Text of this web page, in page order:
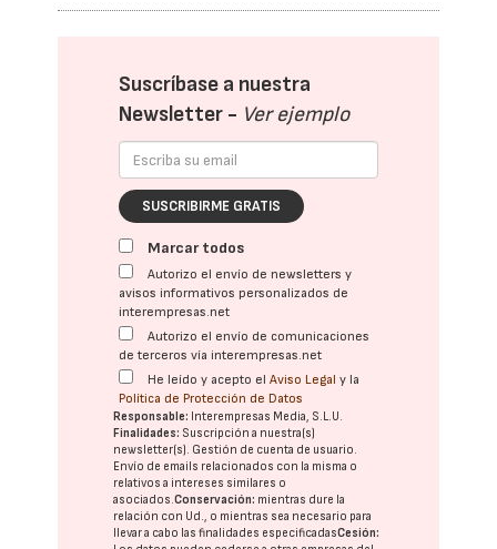
Suscríbase a nuestra
Newsletter - Ver ejemplo
SUSCRIBIRME GRATIS
Marcar todos
Autorizo el envío de newsletters y
avisos informativos personalizados de
interempresas.net
Autorizo el envío de comunicaciones
de terceros vía interempresas.net
He leído y acepto elAviso Legal y la
Política de Protección de Datos
Responsable: Interempresas Media, S.L.U.
Finalidades: Suscripción a nuestra(s)
newsletter(s). Gestión de cuenta de usuario.
Envío de emails relacionados con la misma o
relativos a intereses similares o
asociados.Conservación: mientras dure la
relación con Ud., o mientras sea necesario para
llevar a cabo las finalidades especificadasCesión: